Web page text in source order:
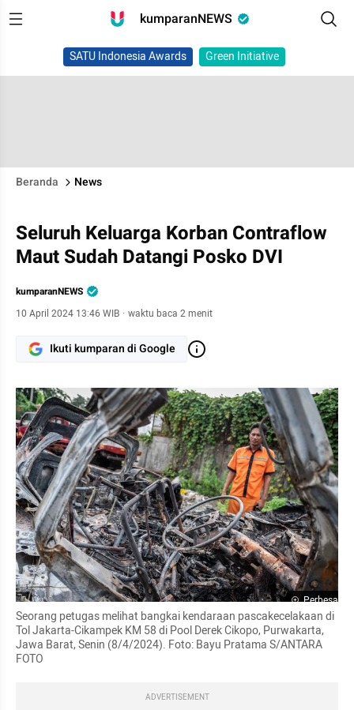
kumparanNEWS
SATU Indonesia Awards Green Initiative
Beranda News
Seluruh Keluarga Korban Contraflow
Maut Sudah Datangi Posko DVI
kumparanNEWS
10 April 2024 13:46 WIB · waktu baca 2 menit
Ikuti kumparan di Google
Perbesar
Seorang petugas melihat bangkai kendaraan pascakecelakaan di
Tol Jakarta-Cikampek KM 58 di Pool Derek Cikopo, Purwakarta,
Jawa Barat, Senin (8/4/2024). Foto: Bayu Pratama S/ANTARA
FOTO
ADVERTISEMENT